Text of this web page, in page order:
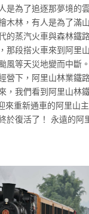
是為了追逐那夢境的
木林，有人是為了滿
的蒸汽火車與森林鐵
那段搭火車來到阿里
風等天災地變而中斷
營下，阿里山林業鐵
，我們看到阿里山林
來重新通車的阿里山
於復活了！ 永遠的阿